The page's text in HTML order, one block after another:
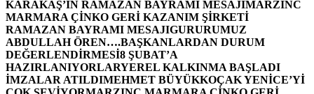
KARAKAŞ’IN RAMAZAN BAYRAMI MESAJIMARZINC
MARMARA ÇİNKO GERİ KAZANIM ŞİRKETİ
RAMAZAN BAYRAMI MESAJIGURURUMUZ
ABDULLAH ÖREN….BAŞKANLARDAN DURUM
DEĞERLENDİRMESİ8 ŞUBAT’A
HAZIRLANIYORLARYEREL KALKINMA BAŞLADI
İMZALAR ATILDIMEHMET BÜYÜKKOÇAK YENİCE’Yİ